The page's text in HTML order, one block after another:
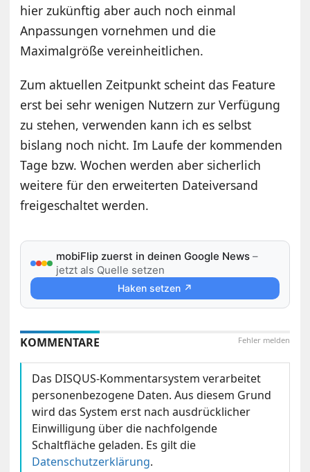
hier zukünftig aber auch noch einmal
Anpassungen vornehmen und die
Maximalgröße vereinheitlichen.
Zum aktuellen Zeitpunkt scheint das Feature
erst bei sehr wenigen Nutzern zur Verfügung
zu stehen, verwenden kann ich es selbst
bislang noch nicht. Im Laufe der kommenden
Tage bzw. Wochen werden aber sicherlich
weitere für den erweiterten Dateiversand
freigeschaltet werden.
mobiFlip zuerst in deinen Google News –
jetzt als Quelle setzen
Haken setzen ↗
Fehler melden
KOMMENTARE
Das DISQUS-Kommentarsystem verarbeitet
personenbezogene Daten. Aus diesem Grund
wird das System erst nach ausdrücklicher
Einwilligung über die nachfolgende
Schaltfläche geladen. Es gilt die
Datenschutzerklärung.